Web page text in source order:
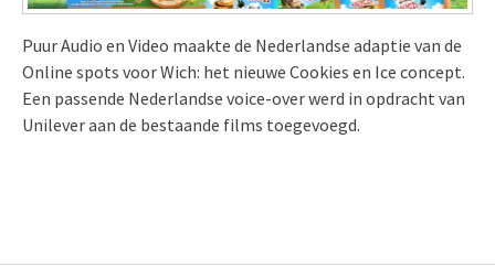
Puur Audio en Video maakte de Nederlandse adaptie van de
Online spots voor Wich: het nieuwe Cookies en Ice concept.
Een passende Nederlandse voice-over werd in opdracht van
Unilever aan de bestaande films toegevoegd.